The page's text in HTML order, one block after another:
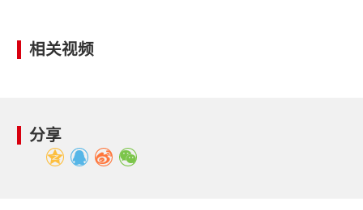
相关视频
分享